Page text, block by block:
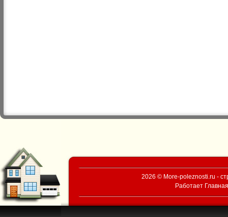
2026 © More-poleznosti.ru -
Работает